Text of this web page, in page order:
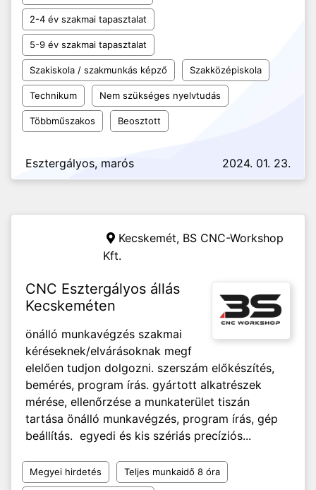
2-4 év szakmai tapasztalat
5-9 év szakmai tapasztalat
Szakiskola / szakmunkás képző Szakközépiskola
Technikum Nem szükséges nyelvtudás
Többműszakos Beosztott
Esztergályos, marós 2024. 01. 23.
Kecskemét, BS CNC-Workshop
Kft.
CNC Esztergályos állás
Kecskeméten
önálló munkavégzés szakmai
kéréseknek/elvárásoknak megf
elelően tudjon dolgozni. szerszám előkészítés,
bemérés, program írás. gyártott alkatrészek
mérése, ellenőrzése a munkaterület tiszán
tartása önálló munkavégzés, program írás, gép
beállítás. egyedi és kis szériás precíziós...
Megyei hirdetés Teljes munkaidő 8 óra